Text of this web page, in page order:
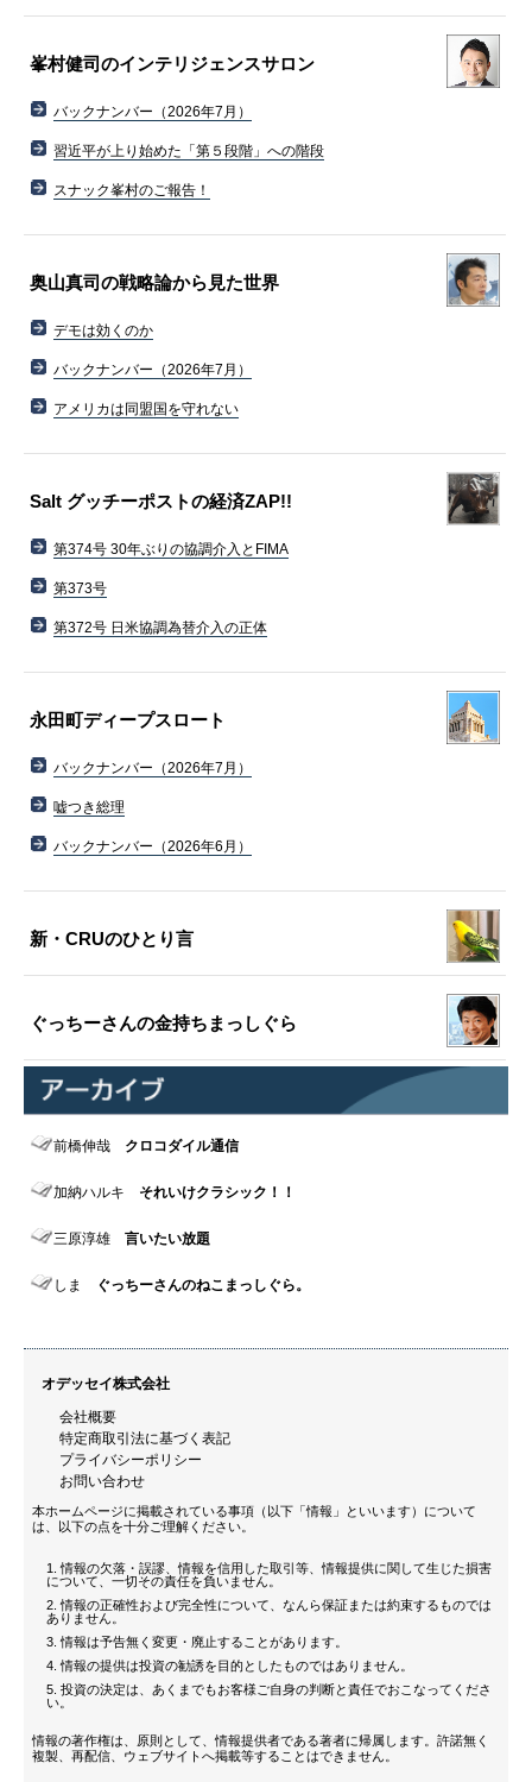
峯村健司のインテリジェンスサロン
バックナンバー（2026年7月）
習近平が上り始めた「第５段階」への階段
スナック峯村のご報告！
奥山真司の戦略論から見た世界
デモは効くのか
バックナンバー（2026年7月）
アメリカは同盟国を守れない
Salt グッチーポストの経済ZAP!!
第374号 30年ぶりの協調介入とFIMA
第373号
第372号 日米協調為替介入の正体
永田町ディープスロート
バックナンバー（2026年7月）
嘘つき総理
バックナンバー（2026年6月）
新・CRUのひとり言
ぐっちーさんの金持ちまっしぐら
前橋伸哉 クロコダイル通信
加納ハルキ それいけクラシック！！
三原淳雄 言いたい放題
しま ぐっちーさんのねこまっしぐら。
オデッセイ株式会社
会社概要
特定商取引法に基づく表記
プライバシーポリシー
お問い合わせ
本ホームページに掲載されている事項（以下「情報」といいます）について
は、以下の点を十分ご理解ください。
情報の欠落・誤謬、情報を信用した取引等、情報提供に関して生じた損害
について、一切その責任を負いません。
情報の正確性および完全性について、なんら保証または約束するものでは
ありません。
情報は予告無く変更・廃止することがあります。
情報の提供は投資の勧誘を目的としたものではありません。
投資の決定は、あくまでもお客様ご自身の判断と責任でおこなってくださ
い。
情報の著作権は、原則として、情報提供者である著者に帰属します。許諾無く
複製、再配信、ウェブサイトへ掲載等することはできません。